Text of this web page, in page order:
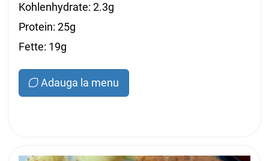
Kohlenhydrate: 2.3g
Protein: 25g
Fette: 19g
Adauga la menu